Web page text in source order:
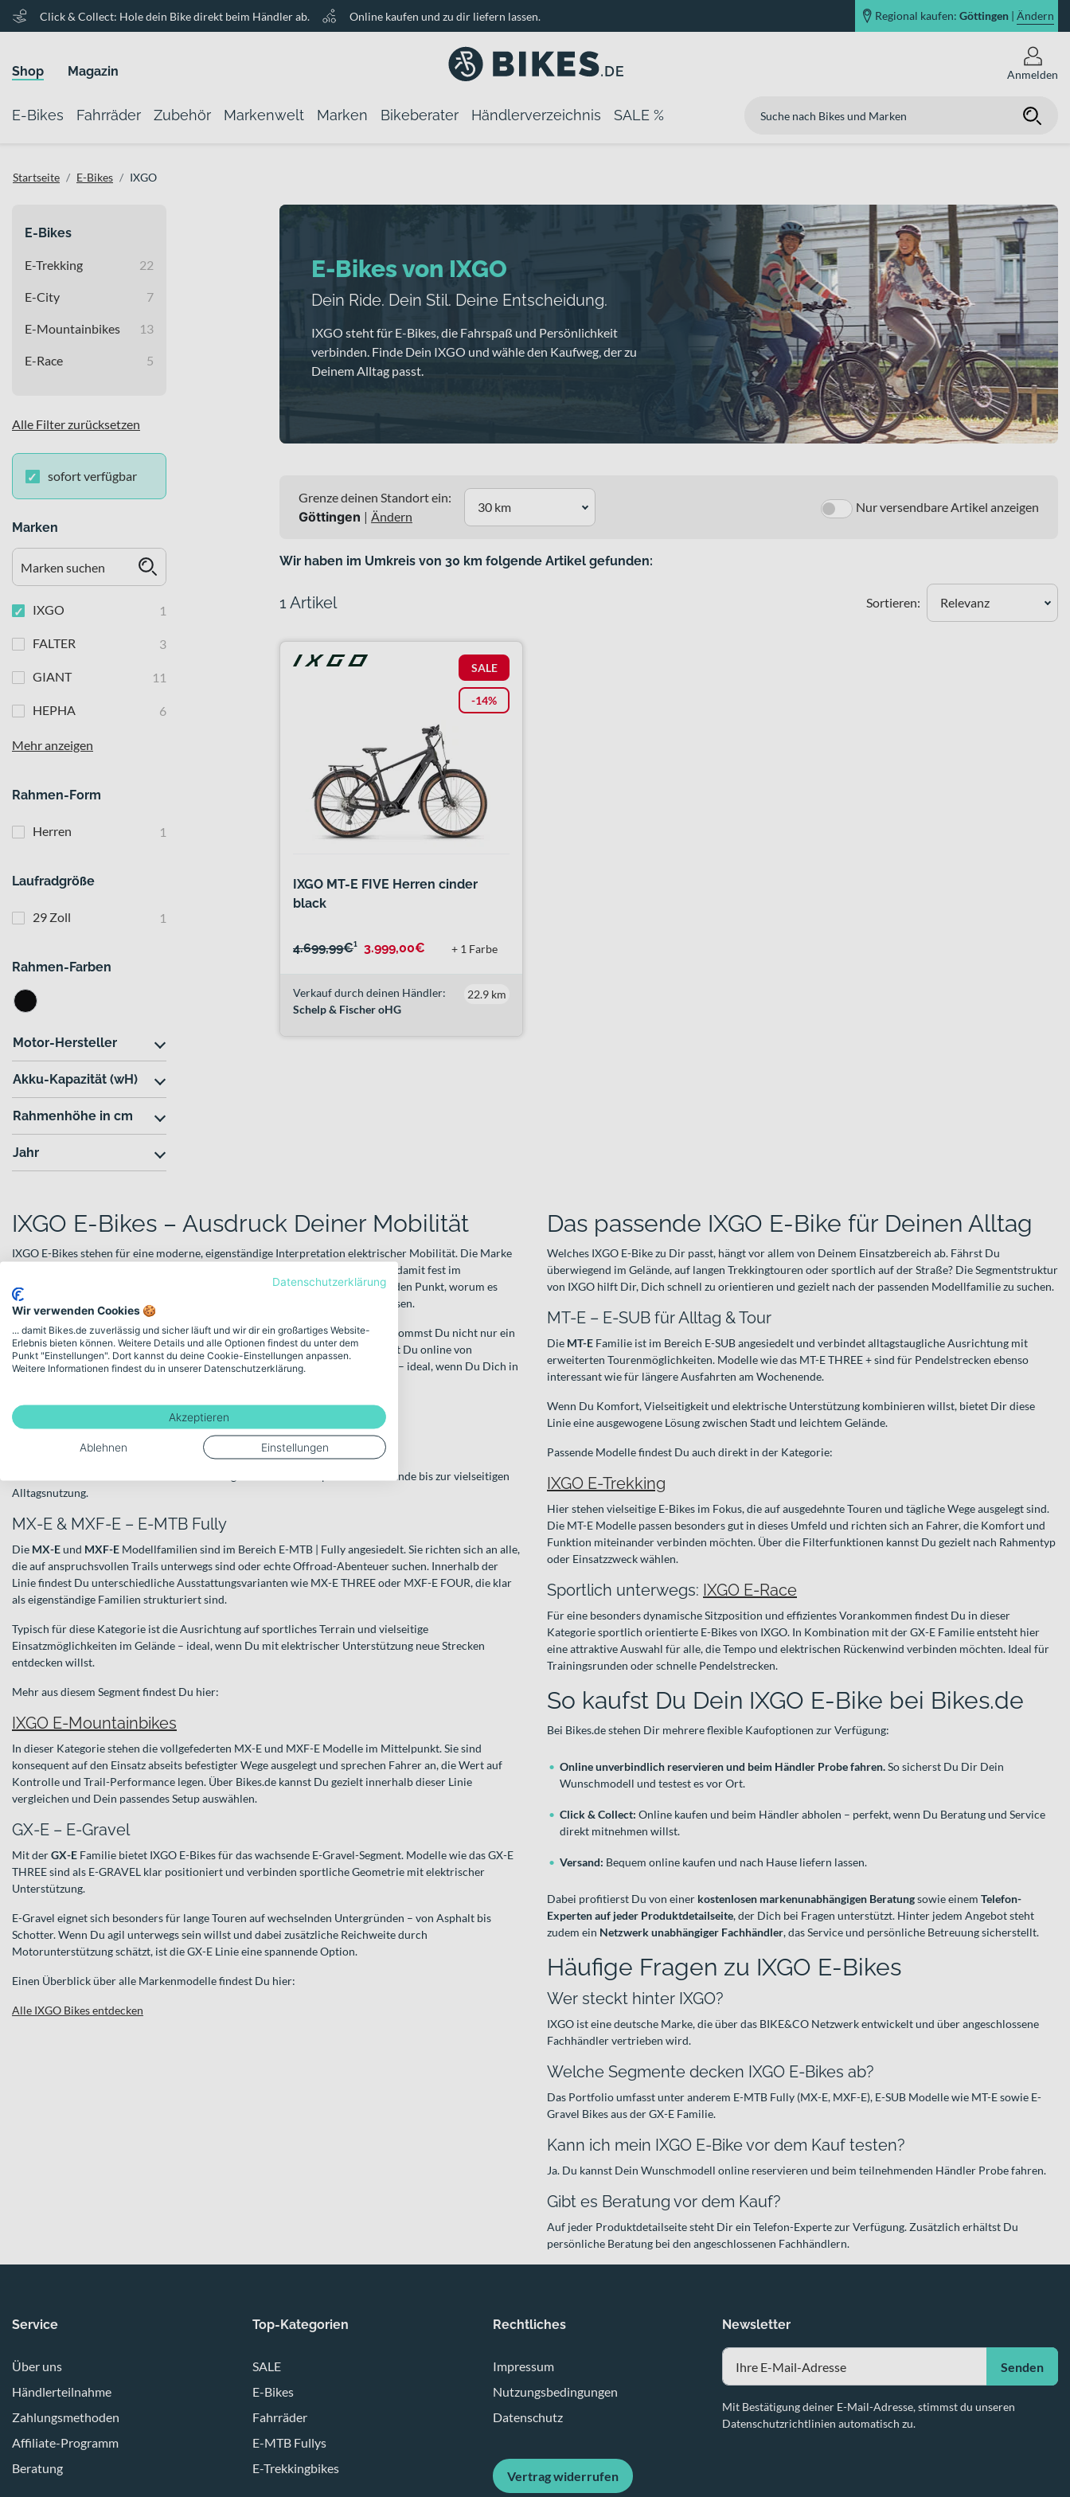
Click & Collect: Hole dein Bike direkt beim Händler ab. Online kaufen und zu dir liefern lassen. Regional kaufen: Göttingen | Ändern
Shop Magazin Anmelden
E-Bikes Fahrräder Zubehör Markenwelt Marken Bikeberater Händlerverzeichnis SALE %
Startseite E-Bikes IXGO
E-Bikes
E-Trekking 22
E-City 7
E-Mountainbikes 13
E-Race 5
Alle Filter zurücksetzen
sofort verfügbar
Marken
IXGO 1
FALTER 3
GIANT 11
HEPHA 6
Mehr anzeigen
Rahmen-Form
Herren 1
Laufradgröße
29 Zoll 1
Rahmen-Farben
Motor-Hersteller
Akku-Kapazität (wH)
Rahmenhöhe in cm
Jahr
E-Bikes von IXGO
Dein Ride. Dein Stil. Deine Entscheidung.
IXGO steht für E-Bikes, die Fahrspaß und Persönlichkeit
verbinden. Finde Dein IXGO und wähle den Kaufweg, der zu
Deinem Alltag passt.
Grenze deinen Standort ein:
Göttingen | Ändern
30 km Nur versendbare Artikel anzeigen
Wir haben im Umkreis von 30 km folgende Artikel gefunden:
1 Artikel Sortieren: Relevanz
SALE
-14%
IXGO MT-E FIVE Herren cinder
black
4.699,99€¹ 3.999,00€ + 1 Farbe
Verkauf durch deinen Händler:
Schelp & Fischer oHG
22.9 km
IXGO E-Bikes – Ausdruck Deiner Mobilität
IXGO E-Bikes stehen für eine moderne, eigenständige Interpretation elektrischer Mobilität. Die Marke
wird über das deutsche BIKE&CO Netzwerk entwickelt und vertrieben und ist damit fest im
unabhängigen Fachhandel verankert. Das Motto „Express Yourself“ bringt auf den Punkt, worum es
geht: Dein Bike soll zu Deinem Stil, Deinem Alltag und Deinen Abenteuern passen.
Durch die enge Verbindung zu einem Netzwerk unabhängiger Fachhändler bekommst Du nicht nur ein
Produkt, sondern persönliche Ansprechpartner vor Ort. Gleichzeitig profitierst Du online von
transparenter Verfügbarkeit und direktem Zugang zu verschiedenen Modellen – ideal, wenn Du Dich in
Modellvielfalt für unterschiedliche
Einsatzbereiche
Die Welt der IXGO E-Bikes deckt mehrere Segmente ab – vom sportlichen Gelände bis zur vielseitigen
Alltagsnutzung.
MX-E & MXF-E – E-MTB Fully
Die MX-Eund MXF-E Modellfamilien sind im Bereich E-MTB | Fully angesiedelt. Sie richten sich an alle,
die auf anspruchsvollen Trails unterwegs sind oder echte Offroad-Abenteuer suchen. Innerhalb der
Linie findest Du unterschiedliche Ausstattungsvarianten wie MX-E THREE oder MXF-E FOUR, die klar
als eigenständige Familien strukturiert sind.
Typisch für diese Kategorie ist die Ausrichtung auf sportliches Terrain und vielseitige
Einsatzmöglichkeiten im Gelände – ideal, wenn Du mit elektrischer Unterstützung neue Strecken
entdecken willst.
Mehr aus diesem Segment findest Du hier:
IXGO E-Mountainbikes
In dieser Kategorie stehen die vollgefederten MX-E und MXF-E Modelle im Mittelpunkt. Sie sind
konsequent auf den Einsatz abseits befestigter Wege ausgelegt und sprechen Fahrer an, die Wert auf
Kontrolle und Trail-Performance legen. Über Bikes.de kannst Du gezielt innerhalb dieser Linie
vergleichen und Dein passendes Setup auswählen.
GX-E – E-Gravel
Mit derGX-E Familie bietet IXGO E-Bikes für das wachsende E-Gravel-Segment. Modelle wie das GX-E
THREE sind als E-GRAVEL klar positioniert und verbinden sportliche Geometrie mit elektrischer
Unterstützung.
E-Gravel eignet sich besonders für lange Touren auf wechselnden Untergründen – von Asphalt bis
Schotter. Wenn Du agil unterwegs sein willst und dabei zusätzliche Reichweite durch
Motorunterstützung schätzt, ist die GX-E Linie eine spannende Option.
Einen Überblick über alle Markenmodelle findest Du hier:
Alle IXGO Bikes entdecken
Das passende IXGO E-Bike für Deinen Alltag
Welches IXGO E-Bike zu Dir passt, hängt vor allem von Deinem Einsatzbereich ab. Fährst Du
überwiegend im Gelände, auf langen Trekkingtouren oder sportlich auf der Straße? Die Segmentstruktur
von IXGO hilft Dir, Dich schnell zu orientieren und gezielt nach der passenden Modellfamilie zu suchen.
MT-E – E-SUB für Alltag & Tour
Die MT-E Familie ist im Bereich E-SUB angesiedelt und verbindet alltagstaugliche Ausrichtung mit
erweiterten Tourenmöglichkeiten. Modelle wie das MT-E THREE + sind für Pendelstrecken ebenso
interessant wie für längere Ausfahrten am Wochenende.
Wenn Du Komfort, Vielseitigkeit und elektrische Unterstützung kombinieren willst, bietet Dir diese
Linie eine ausgewogene Lösung zwischen Stadt und leichtem Gelände.
Passende Modelle findest Du auch direkt in der Kategorie:
IXGO E-Trekking
Hier stehen vielseitige E-Bikes im Fokus, die auf ausgedehnte Touren und tägliche Wege ausgelegt sind.
Die MT-E Modelle passen besonders gut in dieses Umfeld und richten sich an Fahrer, die Komfort und
Funktion miteinander verbinden möchten. Über die Filterfunktionen kannst Du gezielt nach Rahmentyp
oder Einsatzzweck wählen.
Sportlich unterwegs: IXGO E-Race
Für eine besonders dynamische Sitzposition und effizientes Vorankommen findest Du in dieser
Kategorie sportlich orientierte E-Bikes von IXGO. In Kombination mit der GX-E Familie entsteht hier
eine attraktive Auswahl für alle, die Tempo und elektrischen Rückenwind verbinden möchten. Ideal für
Trainingsrunden oder schnelle Pendelstrecken.
So kaufst Du Dein IXGO E-Bike bei Bikes.de
Bei Bikes.de stehen Dir mehrere flexible Kaufoptionen zur Verfügung:
Online unverbindlich reservieren und beim Händler Probe fahren.So sicherst Du Dir Dein
Wunschmodell und testest es vor Ort.
Click & Collect: Online kaufen und beim Händler abholen – perfekt, wenn Du Beratung und Service
direkt mitnehmen willst.
Versand: Bequem online kaufen und nach Hause liefern lassen.
Dabei profitierst Du von einer kostenlosen markenunabhängigen Beratungsowie einem Telefon-
Experten auf jeder Produktdetailseite, der Dich bei Fragen unterstützt. Hinter jedem Angebot steht
zudem ein Netzwerk unabhängiger Fachhändler, das Service und persönliche Betreuung sicherstellt.
Häufige Fragen zu IXGO E-Bikes
Wer steckt hinter IXGO?
IXGO ist eine deutsche Marke, die über das BIKE&CO Netzwerk entwickelt und über angeschlossene
Fachhändler vertrieben wird.
Welche Segmente decken IXGO E-Bikes ab?
Das Portfolio umfasst unter anderem E-MTB Fully (MX-E, MXF-E), E-SUB Modelle wie MT-E sowie E-
Gravel Bikes aus der GX-E Familie.
Kann ich mein IXGO E-Bike vor dem Kauf testen?
Ja. Du kannst Dein Wunschmodell online reservieren und beim teilnehmenden Händler Probe fahren.
Gibt es Beratung vor dem Kauf?
Auf jeder Produktdetailseite steht Dir ein Telefon-Experte zur Verfügung. Zusätzlich erhältst Du
persönliche Beratung bei den angeschlossenen Fachhändlern.
Service
Über uns
Händlerteilnahme
Zahlungsmethoden
Affiliate-Programm
Beratung
Top-Kategorien
SALE
E-Bikes
Fahrräder
E-MTB Fullys
E-Trekkingbikes
Rechtliches
Impressum
Nutzungsbedingungen
Datenschutz
Vertrag widerrufen
Newsletter
Senden
Mit Bestätigung deiner E-Mail-Adresse, stimmst du unseren
Datenschutzrichtlinien automatisch zu.
Datenschutzerklärung
Wir verwenden Cookies 🍪
... damit Bikes.de zuverlässig und sicher läuft und wir dir ein großartiges Website-
Erlebnis bieten können. Weitere Details und alle Optionen findest du unter dem
Punkt "Einstellungen". Dort kannst du deine Cookie-Einstellungen anpassen.
Weitere Informationen findest du in unserer Datenschutzerklärung.
Akzeptieren
Ablehnen Einstellungen